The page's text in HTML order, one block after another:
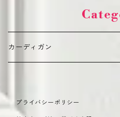
カーディガン
カジュアル
オフィス・きれいめ（通勤・フォ
プライバシーポリシー